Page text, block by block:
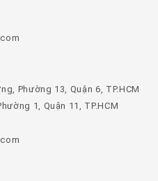
Phường 13, Quận 6, TP.HCM
1, Quận 11, TP.HCM